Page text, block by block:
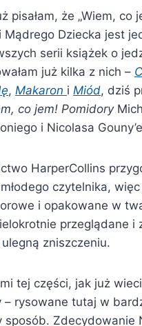
pisałam, że „Wiem, co
Mądrego Dziecka jest
serii książek o
już kilka z nich –
, Makaron i Miód, dziś
co jem! Pomidory
i Nicolasa
HarperCollins
czytelnika,
i opakowane w
przeglądane i
ulegną zniszczeniu.
tej części, jak już
– rysowane tutaj w
sposób. Zdecydowanie